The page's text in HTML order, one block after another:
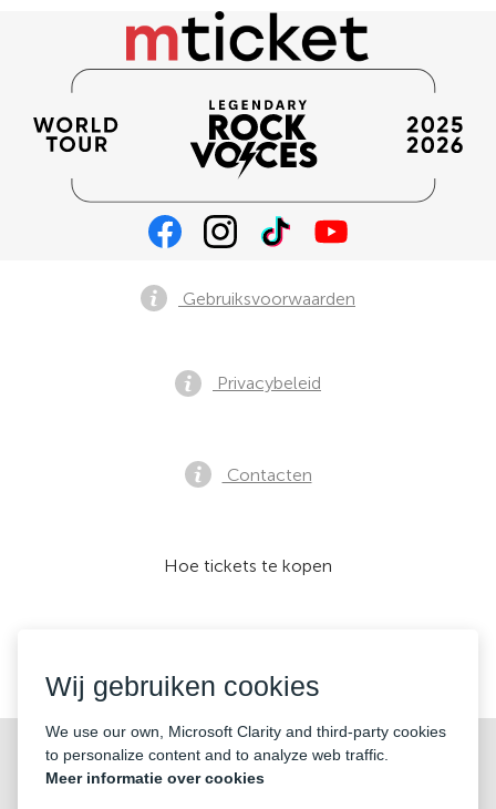
©2026 «KONTRAMARKA OÜ» Alle rechten voorbehouden
Gebruiksvoorwaarden
Privacybeleid
Contacten
Hoe tickets te kopen
Wij gebruiken cookies
We use our own, Microsoft Clarity and third-party cookies
to personalize content and to analyze web traffic.
Meer informatie over cookies